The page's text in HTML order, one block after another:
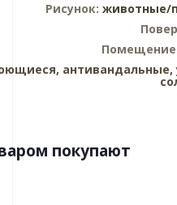
Рисунок: животные/
антивандальные,
покупают